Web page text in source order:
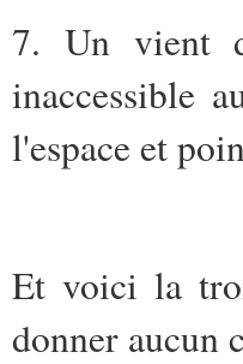
7. Un vient
inaccessible
l'espace et
Et voici la
donner aucun